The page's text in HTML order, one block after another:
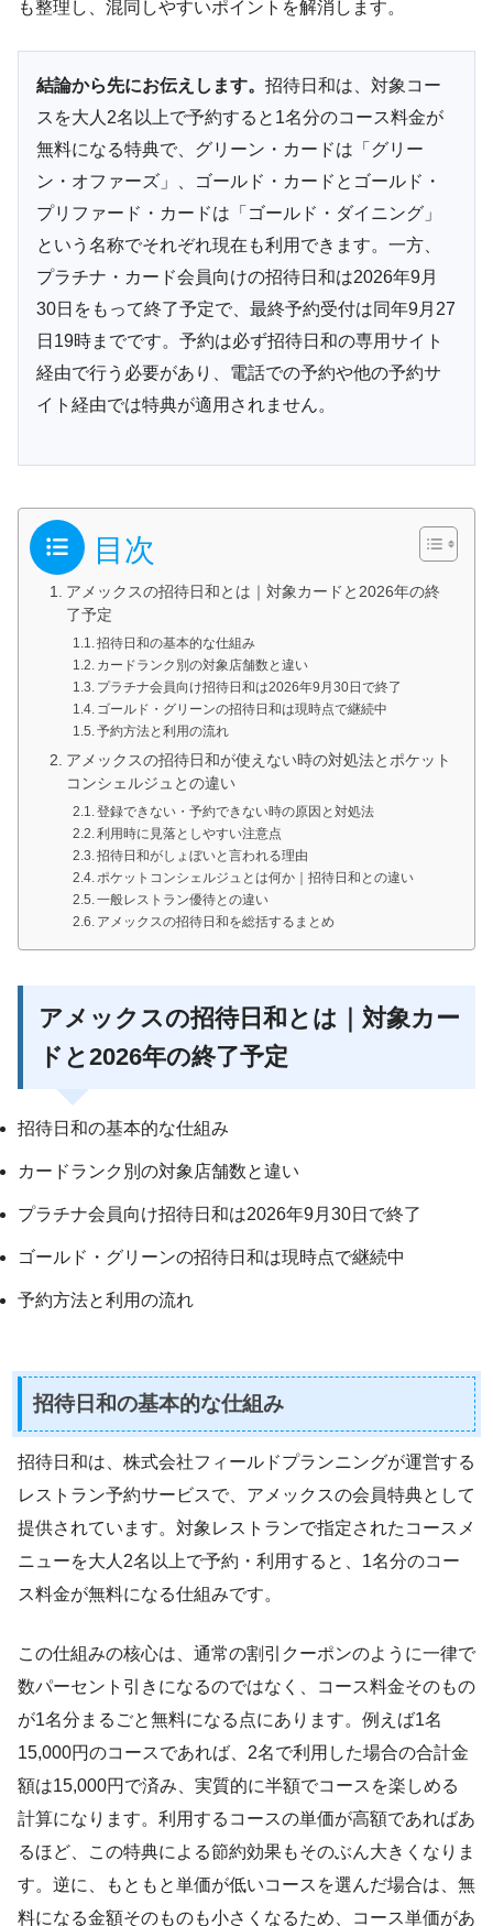
も整理し、混同しやすいポイントを解消します。
結論から先にお伝えします。 招待日和は、対象コー
スを大人2名以上で予約すると1名分のコース料金が
無料になる特典で、グリーン・カードは「グリー
ン・オファーズ」、ゴールド・カードとゴールド・
プリファード・カードは「ゴールド・ダイニング」
という名称でそれぞれ現在も利用できます。一方、
プラチナ・カード会員向けの招待日和は2026年9月
30日をもって終了予定で、最終予約受付は同年9月27
日19時までです。予約は必ず招待日和の専用サイト
経由で行う必要があり、電話での予約や他の予約サ
イト経由では特典が適用されません。
目次
アメックスの招待日和とは｜対象カードと2026年の終
了予定
招待日和の基本的な仕組み
カードランク別の対象店舗数と違い
プラチナ会員向け招待日和は2026年9月30日で終了
ゴールド・グリーンの招待日和は現時点で継続中
予約方法と利用の流れ
アメックスの招待日和が使えない時の対処法とポケット
コンシェルジュとの違い
登録できない・予約できない時の原因と対処法
利用時に見落としやすい注意点
招待日和がしょぼいと言われる理由
ポケットコンシェルジュとは何か｜招待日和との違い
一般レストラン優待との違い
アメックスの招待日和を総括するまとめ
アメックスの招待日和とは｜対象カー
ドと2026年の終了予定
招待日和の基本的な仕組み
カードランク別の対象店舗数と違い
プラチナ会員向け招待日和は2026年9月30日で終了
ゴールド・グリーンの招待日和は現時点で継続中
予約方法と利用の流れ
招待日和の基本的な仕組み
招待日和は、株式会社フィールドプランニングが運営する
レストラン予約サービスで、アメックスの会員特典として
提供されています。対象レストランで指定されたコースメ
ニューを大人2名以上で予約・利用すると、1名分のコー
ス料金が無料になる仕組みです。
この仕組みの核心は、通常の割引クーポンのように一律で
数パーセント引きになるのではなく、コース料金そのもの
が1名分まるごと無料になる点にあります。例えば1名
15,000円のコースであれば、2名で利用した場合の合計金
額は15,000円で済み、実質的に半額でコースを楽しめる
計算になります。利用するコースの単価が高額であればあ
るほど、この特典による節約効果もそのぶん大きくなりま
す。逆に、もともと単価が低いコースを選んだ場合は、無
料になる金額そのものも小さくなるため、コース単価があ